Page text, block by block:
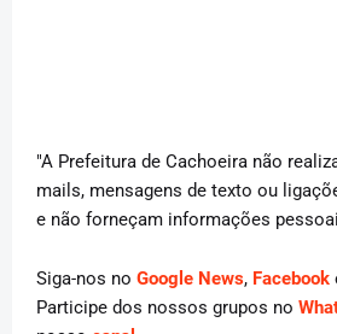
"A Prefeitura de Cachoeira não
mails, mensagens de texto ou
e não forneçam informações
Siga-nos no Google News, Facebook
Participe dos nossos grupos no